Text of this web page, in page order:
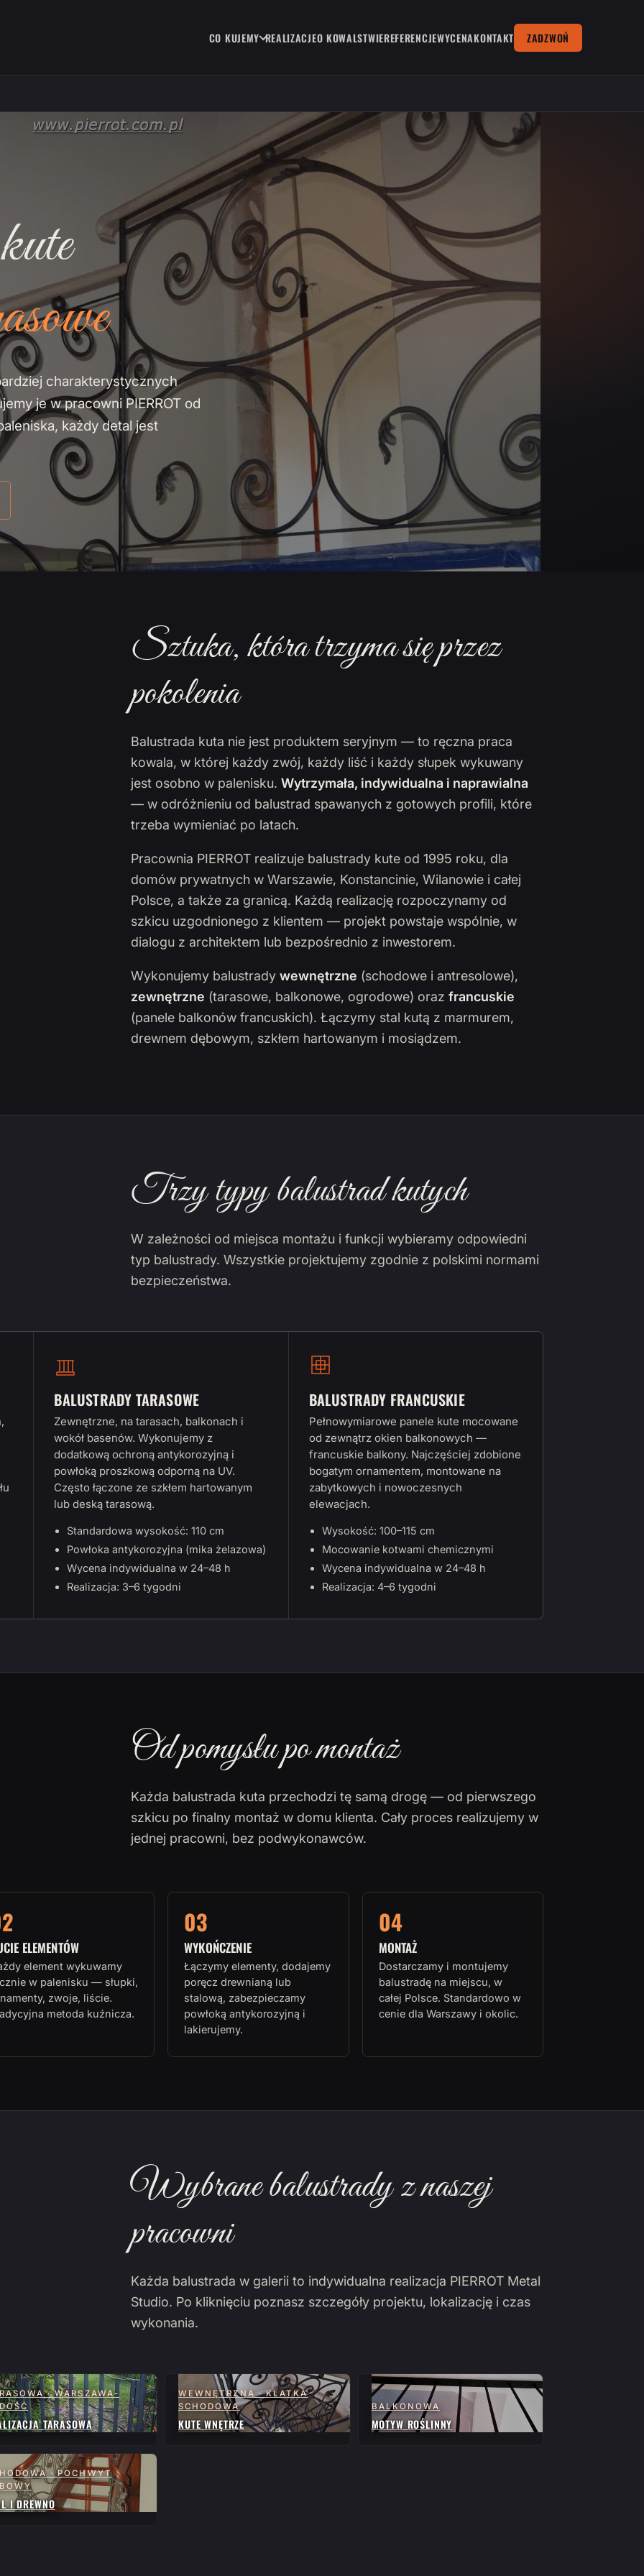
CO KUJEMY REALIZACJEO KOWALSTWIEREFERENCJEWYCENAKONTAKT ZADZWOŃ
charakterystycznych
je w pracowni PIERROT od
każdy detal jest
Sztuka, która trzyma się przez
pokolenia
Balustrada kuta nie jest produktem seryjnym — to ręczna praca
kowala, w której każdy zwój, każdy liść i każdy słupek wykuwany
jest osobno w palenisku. Wytrzymała, indywidualna i naprawialna
— w odróżnieniu od balustrad spawanych z gotowych profili, które
trzeba wymieniać po latach.
Pracownia PIERROT realizuje balustrady kute od 1995 roku, dla
domów prywatnych w Warszawie, Konstancinie, Wilanowie i całej
Polsce, a także za granicą. Każdą realizację rozpoczynamy od
szkicu uzgodnionego z klientem — projekt powstaje wspólnie, w
dialogu z architektem lub bezpośrednio z inwestorem.
Wykonujemy balustrady wewnętrzne (schodowe i antresolowe),
zewnętrzne (tarasowe, balkonowe, ogrodowe) oraz francuskie
(panele balkonów francuskich). Łączymy stal kutą z marmurem,
drewnem dębowym, szkłem hartowanym i mosiądzem.
Trzy typy balustrad kutych
W zależności od miejsca montażu i funkcji wybieramy odpowiedni
typ balustrady. Wszystkie projektujemy zgodnie z polskimi normami
bezpieczeństwa.
BALUSTRADY TARASOWE
Zewnętrzne, na tarasach, balkonach i
wokół basenów. Wykonujemy z
dodatkową ochroną antykorozyjną i
powłoką proszkową odporną na UV.
Często łączone ze szkłem hartowanym
lub deską tarasową.
Standardowa wysokość: 110 cm
Powłoka antykorozyjna (mika żelazowa)
Wycena indywidualna w 24–48 h
Realizacja: 3–6 tygodni
BALUSTRADY FRANCUSKIE
Pełnowymiarowe panele kute mocowane
od zewnątrz okien balkonowych —
francuskie balkony. Najczęściej zdobione
bogatym ornamentem, montowane na
zabytkowych i nowoczesnych
elewacjach.
Wysokość: 100–115 cm
Mocowanie kotwami chemicznymi
Wycena indywidualna w 24–48 h
Realizacja: 4–6 tygodni
Od pomysłu po montaż
Każda balustrada kuta przechodzi tę samą drogę — od pierwszego
szkicu po finalny montaż w domu klienta. Cały proces realizujemy w
jednej pracowni, bez podwykonawców.
ELEMENTÓW
element wykuwamy
w palenisku — słupki,
zwoje, liście.
metoda kuźnicza.
03
WYKOŃCZENIE
Łączymy elementy, dodajemy
poręcz drewnianą lub
stalową, zabezpieczamy
powłoką antykorozyjną i
lakierujemy.
04
MONTAŻ
Dostarczamy i montujemy
balustradę na miejscu, w
całej Polsce. Standardowo w
cenie dla Warszawy i okolic.
Wybrane balustrady z naszej
pracowni
Każda balustrada w galerii to indywidualna realizacja PIERROT Metal
Studio. Po kliknięciu poznasz szczegóły projektu, lokalizację i czas
wykonania.
· WARSZAWA-
TARASOWA
WEWNĘTRZNA · KLATKA
SCHODOWA
KUTE WNĘTRZE
BALKONOWA
MOTYW ROŚLINNY
· POCHWYT
I DREWNO